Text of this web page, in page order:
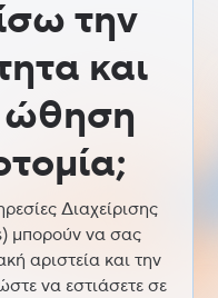
την
και
ώθηση
Διαχείρισης
μπορούν να σας
αριστεία και την
να εστιάσετε σε